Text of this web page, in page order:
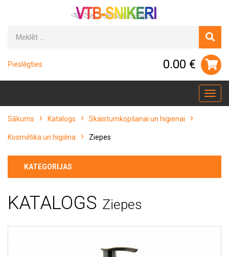
Pieslēgties 0.00 €
Sākums
Katalogs Skaistumkopšanai un higienai
Kosmētika un higiēna Ziepes
KATEGORIJAS
KATALOGS Ziepes